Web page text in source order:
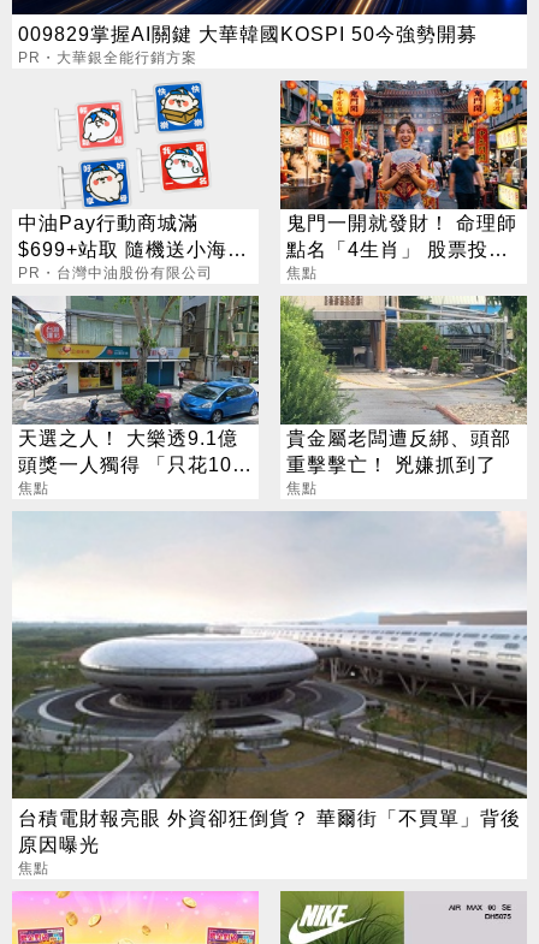
009829掌握AI關鍵 大華韓國KOSPI 50今強勢開募
PR・大華銀全能行銷方案
中油Pay行動商城滿
$699+站取 隨機送小海豹
聯名小燈箱
PR・台灣中油股份有限公司
鬼門一開就發財！ 命理師
點名「4生肖」 股票投資
大翻身
焦點
天選之人！ 大樂透9.1億
頭獎一人獨得 「只花100
元」買法曝光
焦點
貴金屬老闆遭反綁、頭部
重擊擊亡！ 兇嫌抓到了
焦點
台積電財報亮眼 外資卻狂倒貨？ 華爾街「不買單」背後
原因曝光
焦點